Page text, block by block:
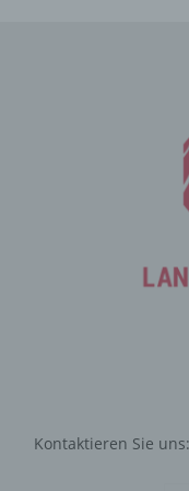
Kontaktieren Sie uns:
wiederzuerkennen.
es, den Nutzern
zu erleichtern. Der
Cookies
Besuch der
eingeben, weil dies
dem
übernommen wird.
merkt sich die
Internetbrowsers